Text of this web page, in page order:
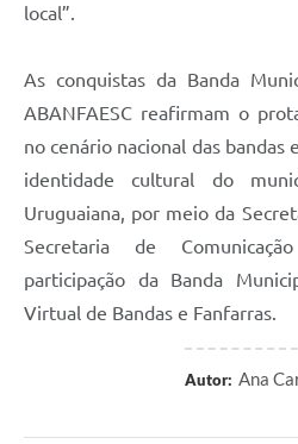
local”.
As conquistas da Banda
ABANFAESC reafirmam o
no cenário nacional das
identidade cultural do
Uruguaiana, por meio da
Secretaria de
participação da Banda
Virtual de Bandas e Fanfarras.
Autor: Ana